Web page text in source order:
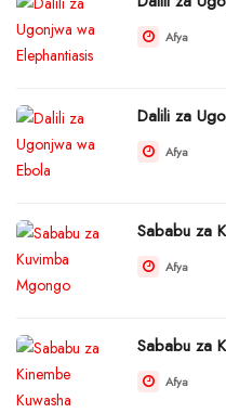
Afya
Dalili za
Afya
Sababu za
Afya
Sababu za
Afya